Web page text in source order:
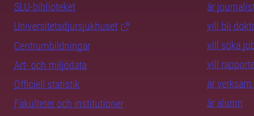
SLU-biblioteket
Universitetsdjursjukhuset
Centrumbildningar
Art- och miljödata
Officiell statistik
Fakulteter och institutioner
är
vill bli
vill söka
vill
är
är alumn